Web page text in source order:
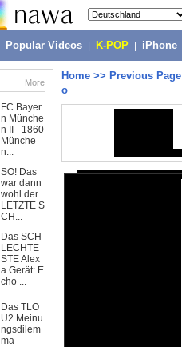
Popular Videos K-POP iPhone
More
FC Bayer
n Münche
n II - 1860
Münche
n...
SO! Das
war dann
wohl der
LETZTE S
CH...
Das SCH
LECHTE
STE Alex
a Gerät: E
cho ...
Das TLO
U2 Meinu
ngsdilem
ma
Home >> Previous Page
o